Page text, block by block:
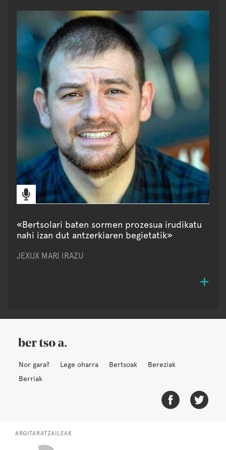
«Bertsolari baten sormen prozesua irudikatu
nahi izan dut antzerkiaren begietatik»
JEXUX MARI IRAZU
Nor gara? Lege oharra Bertsoak
Bereziak
Berriak
ARGITARATZAILEAK